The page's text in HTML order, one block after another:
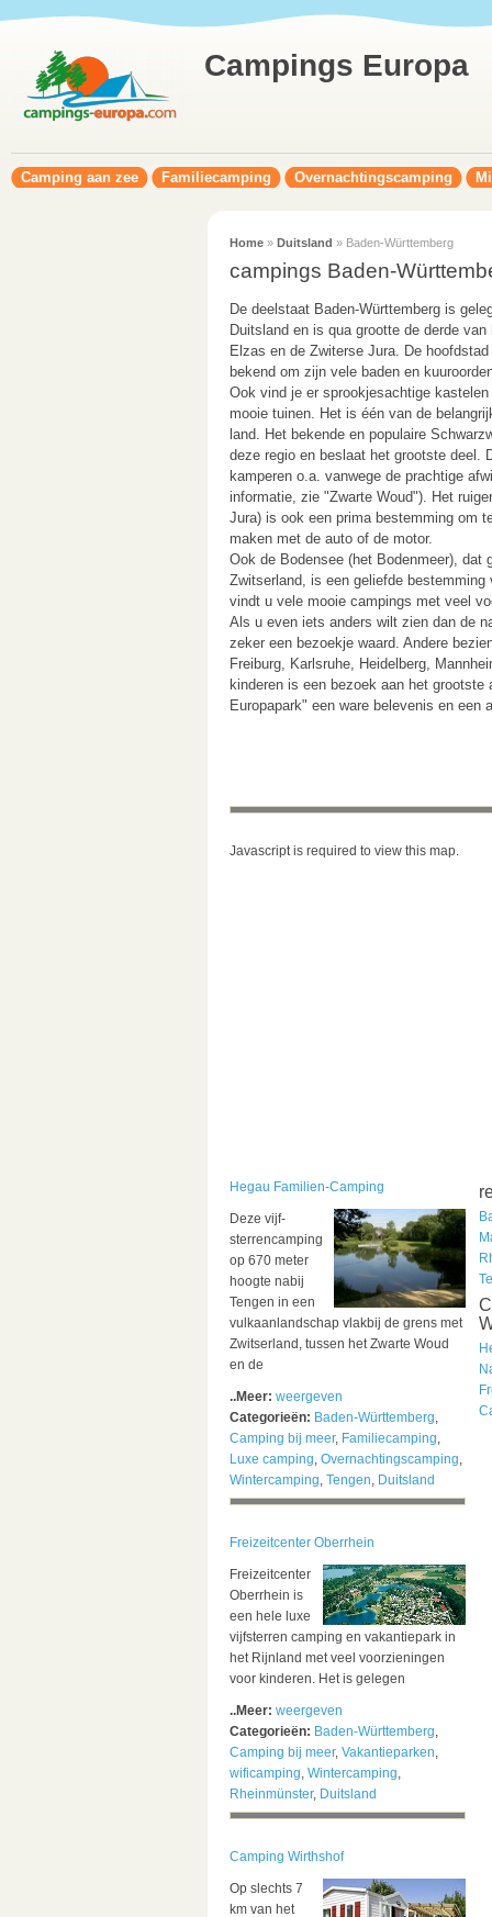
Campings Europa
Camping aan zee Familiecamping Overnachtingscamping
Home» Duitsland » Baden-Württemberg
campings Baden-
De deelstaat Baden-Württemberg is
Duitsland en is qua grootte de derde
Elzas en de Zwiterse Jura. De
bekend om zijn vele baden en
Ook vind je er sprookjesachtige
mooie tuinen. Het is één van de
land. Het bekende en populaire
deze regio en beslaat het grootste deel.
kamperen o.a. vanwege de prachtige
informatie, zie "Zwarte Woud"). Het
Jura) is ook een prima bestemming om
maken met de auto of de motor.
Ook de Bodensee (het Bodenmeer), dat
Zwitserland, is een geliefde
vindt u vele mooie campings met veel
Als u even iets anders wilt zien dan de
zeker een bezoekje waard. Andere
Freiburg, Karlsruhe, Heidelberg,
kinderen is een bezoek aan het
Europapark" een ware belevenis en een
Javascript is required to view this map.
Hegau Familien-Camping
Deze vijf-
sterrencamping
op 670 meter
hoogte nabij
Tengen in een
vulkaanlandschap vlakbij de grens met
Zwitserland, tussen het Zwarte Woud
en de
..Meer: weergeven
Categorieën: Baden-Württemberg,
Camping bij meer, Familiecamping,
Luxe camping, Overnachtingscamping,
Wintercamping, Tengen, Duitsland
Freizeitcenter Oberrhein
Freizeitcenter
Oberrhein is
een hele luxe
vijfsterren camping en vakantiepark in
het Rijnland met veel voorzieningen
voor kinderen. Het is gelegen
..Meer: weergeven
Categorieën: Baden-Württemberg,
Camping bij meer, Vakantieparken,
wificamping, Wintercamping,
Rheinmünster, Duitsland
Camping Wirthshof
Op slechts 7
km van het